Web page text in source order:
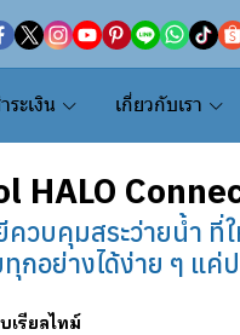
ะเงิน เกี่ยวกับเรา
HALO
ควบคุมสระว่ายน้ำ ที่
กอย่างได้ง่าย ๆ แค่
เรียลไทม์